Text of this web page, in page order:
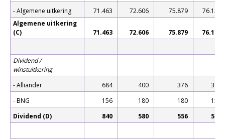
- Algemene uitkering
71.463 72.606 75.879
76.123
Algemene uitkering
(C)
71.463 72.606 75.879 76.123
Dividend /
winstuitkering
- Alliander
684 400 376
378
- BNG
156 180 180
154
Dividend (D)
840 580 556 533